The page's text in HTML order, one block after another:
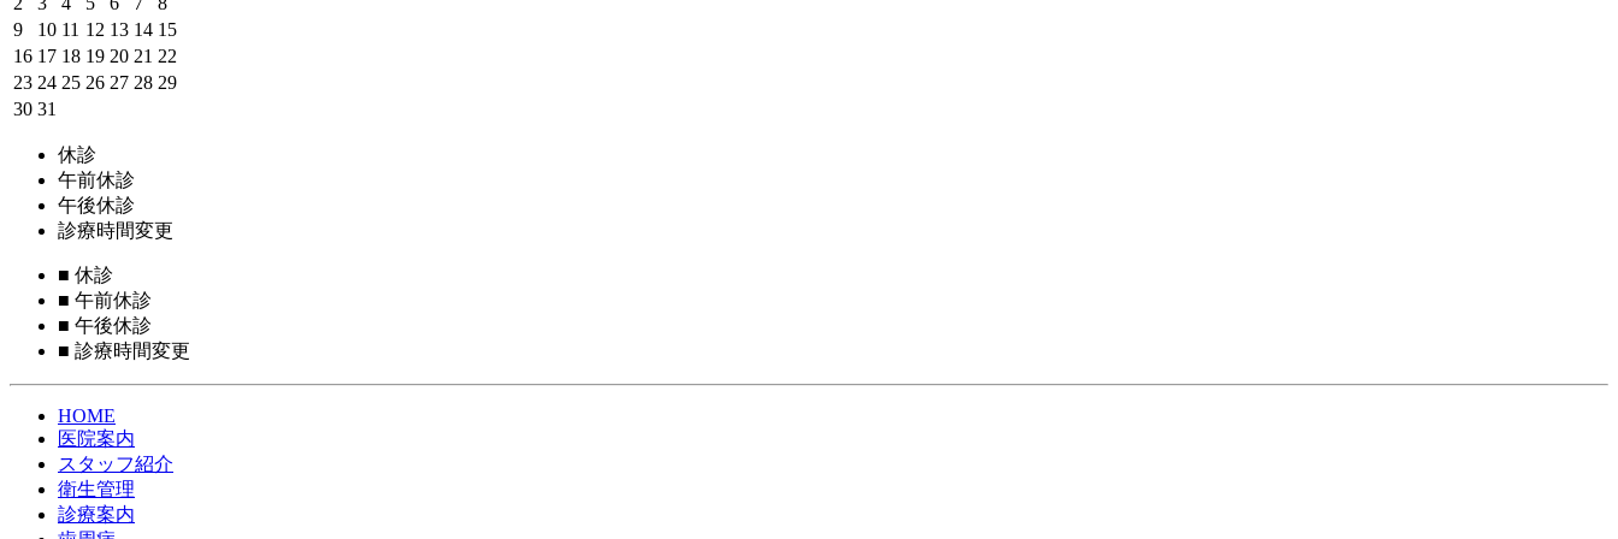
9
10 11 12 13 14 15
16 17 18 19 20 21 22
23 24 25 26 27 28 29
30 31
休診
午前休診
午後休診
診療時間変更
■ 休診
■ 午前休診
■ 午後休診
■ 診療時間変更
HOME
医院案内
スタッフ紹介
衛生管理
診療案内